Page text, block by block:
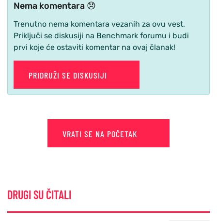
Nema komentara 😞
Trenutno nema komentara vezanih za ovu vest.
Priključi se diskusiji na Benchmark forumu i budi
prvi koje će ostaviti komentar na ovaj članak!
PRIDRUŽI SE DISKUSIJI
VRATI SE NA POČETAK
DRUGI SU ČITALI